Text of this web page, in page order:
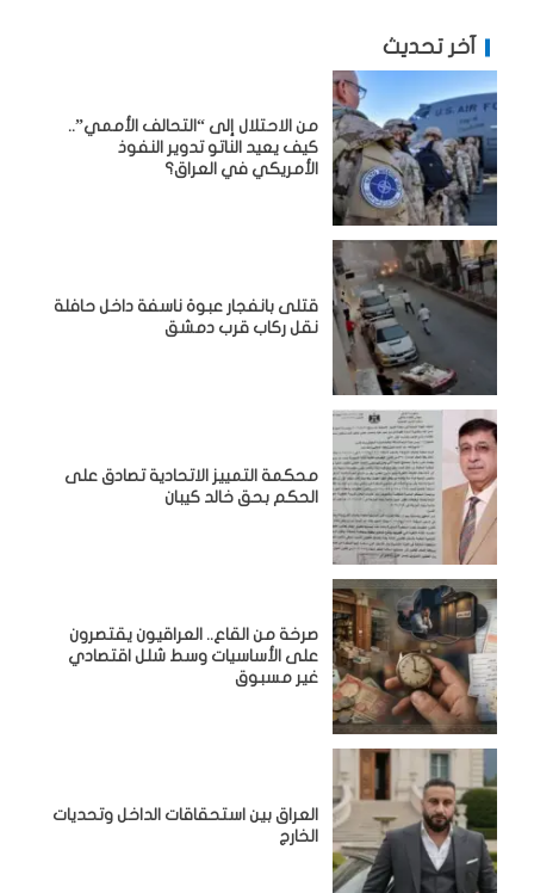
آخر تحديث
من الاحتلال إلى “التحالف الأممي”..
كيف يعيد الناتو تدوير النفوذ
الأمريكي في العراق؟
قتلى بانفجار عبوة ناسفة داخل حافلة
نقل ركاب قرب دمشق
محكمة التمييز الاتحادية تصادق على
الحكم بحق خالد كيبان
صرخة من القاع.. العراقيون يقتصرون
على الأساسيات وسط شلل اقتصادي
غير مسبوق
‏العراق بين استحقاقات الداخل وتحديات
الخارج